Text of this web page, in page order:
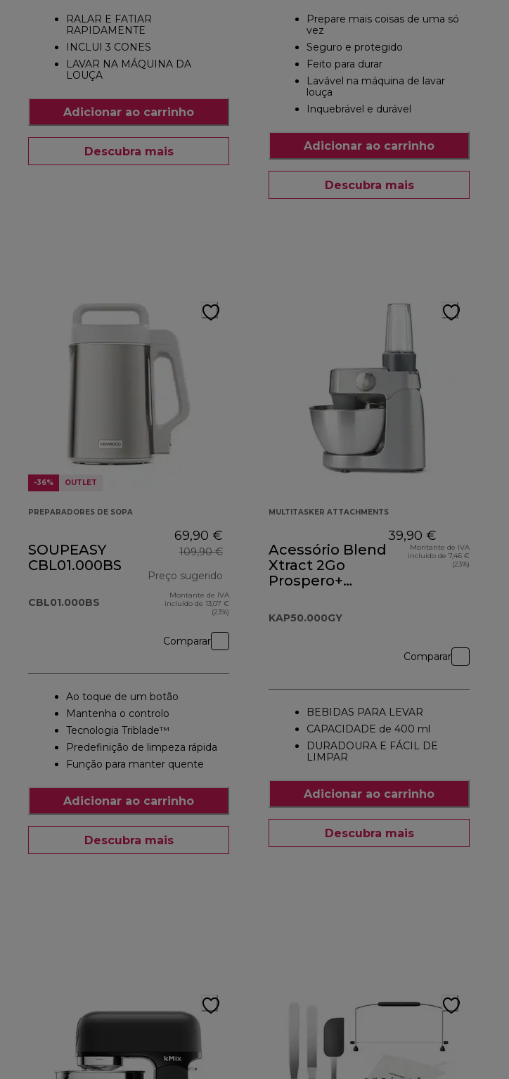
RALAR E FATIAR
RAPIDAMENTE
INCLUI 3 CONES
LAVAR NA MÁQUINA DA
LOUÇA
Adicionar ao carrinho
Descubra mais
Prepare mais coisas de uma só
vez
Seguro e protegido
Feito para durar
Lavável na máquina de lavar
louça
Inquebrável e durável
Adicionar ao carrinho
Descubra mais
-36% OUTLET
PREPARADORES DE SOPA
SOUPEASY
CBL01.000BS
CBL01.000BS
69,90 €
109,90 €
Preço sugerido
preço original 109,90 €
Montante de IVA
incluído de 13,07 €
(23%)
Comparar
Ao toque de um botão
Mantenha o controlo
Tecnologia Triblade™
Predefinição de limpeza rápida
Função para manter quente
Adicionar ao carrinho
Descubra mais
MULTITASKER ATTACHMENTS
Acessório Blend
Xtract 2Go
Prospero+
KAP50.000GY
39,90 €
Montante de IVA
incluído de 7,46 €
(23%)
Comparar
BEBIDAS PARA LEVAR
CAPACIDADE de 400 ml
DURADOURA E FÁCIL DE
LIMPAR
Adicionar ao carrinho
Descubra mais